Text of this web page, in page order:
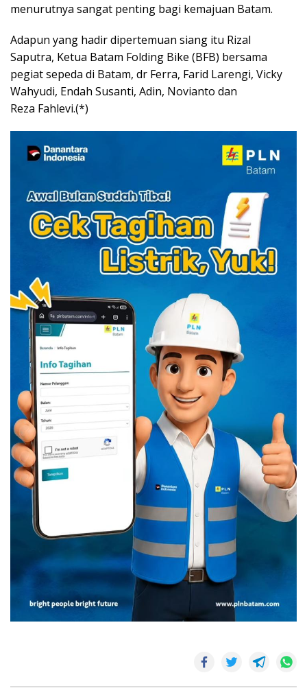
menurutnya sangat penting bagi kemajuan Batam.
Adapun yang hadir dipertemuan siang itu Rizal
Saputra, Ketua Batam Folding Bike (BFB) bersama
pegiat sepeda di Batam, dr Ferra, Farid Larengi, Vicky
Wahyudi, Endah Susanti, Adin, Novianto dan
Reza Fahlevi.(*)